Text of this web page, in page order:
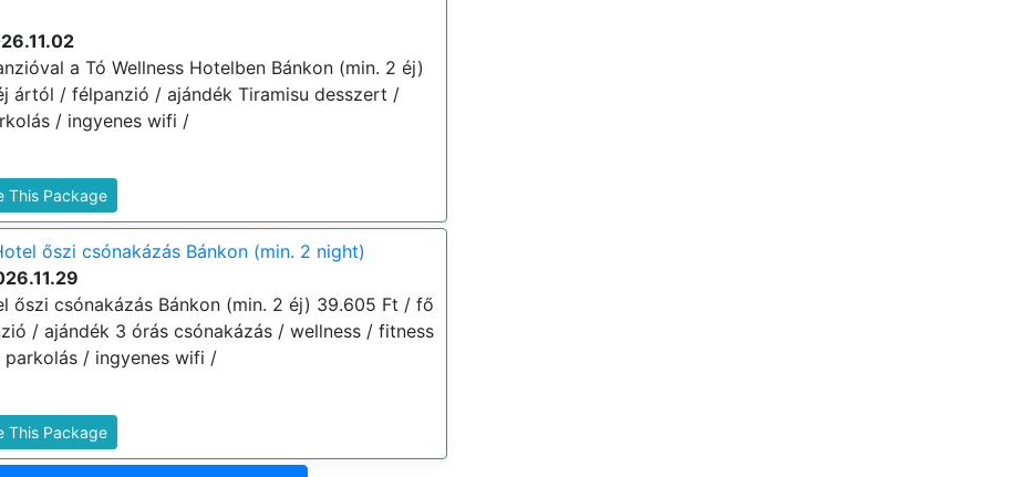
a Tó Wellness Hotelben Bánkon (min. 2 éj)
ártól / félpanzió / ajándék Tiramisu desszert /
/ ingyenes wifi /
This Package
őszi csónakázás Bánkon (min. 2 night)
őszi csónakázás Bánkon (min. 2 éj) 39.605 Ft / fő
/ ajándék 3 órás csónakázás / wellness / fitness
parkolás / ingyenes wifi /
This Package